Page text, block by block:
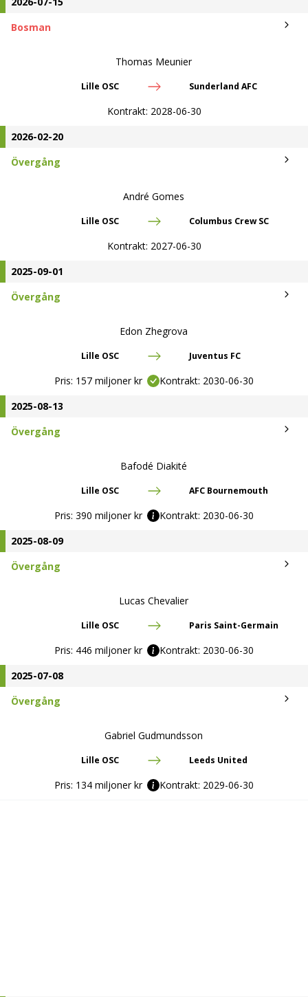
Bosman
Thomas Meunier
Lille OSC Sunderland AFC
Kontrakt: 2028-06-30
2026-02-20
Övergång
André Gomes
Lille OSC Columbus Crew SC
Kontrakt: 2027-06-30
2025-09-01
Övergång
Edon Zhegrova
Lille OSC Juventus FC
Pris: 157 miljoner kr Kontrakt: 2030-06-30
2025-08-13
Övergång
Bafodé Diakité
Lille OSC AFC Bournemouth
Pris: 390 miljoner kr Kontrakt: 2030-06-30
2025-08-09
Övergång
Lucas Chevalier
Lille OSC Paris Saint-Germain
Pris: 446 miljoner kr Kontrakt: 2030-06-30
2025-07-08
Övergång
Gabriel Gudmundsson
Lille OSC Leeds United
Pris: 134 miljoner kr Kontrakt: 2029-06-30